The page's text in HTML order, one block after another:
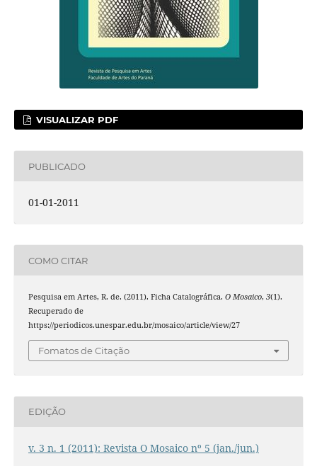
VISUALIZAR PDF
PUBLICADO
01-01-2011
COMO CITAR
Pesquisa em Artes, R. de. (2011). Ficha Catalográfica. O Mosaico, 3(1).
Recuperado de
https://periodicos.unespar.edu.br/mosaico/article/view/27
Fomatos de Citação
EDIÇÃO
v. 3 n. 1 (2011): Revista O Mosaico nº 5 (jan./jun.)